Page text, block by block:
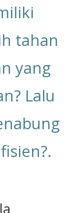
tahan
yang
Lalu